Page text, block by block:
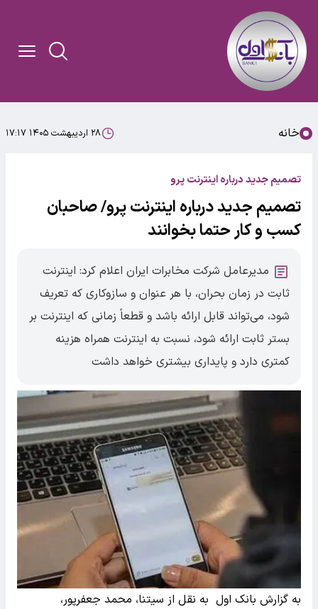
خانه ۲۸ اردیبهشت ۱۴۰۵ ۱۷:۱۷
تصمیم جدید درباره اینترنت پرو
تصمیم جدید درباره اینترنت پرو/ صاحبان
کسب و کار حتما بخوانند
مدیرعامل شرکت مخابرات ایران اعلام کرد: اینترنت
ثابت در زمان بحران، با هر عنوان و سازوکاری که تعریف
شود، می‌تواند قابل ارائه باشد و قطعاً زمانی که اینترنت بر
بستر ثابت ارائه شود، نسبت به اینترنت همراه هزینه
کمتری دارد و پایداری بیشتری خواهد داشت
به گزارش بانک اول به نقل از سیتنا، محمد جعفرپور،